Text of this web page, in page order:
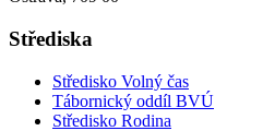
Střediska
Středisko Volný čas
Tábornický oddíl BVÚ
Středisko Rodina